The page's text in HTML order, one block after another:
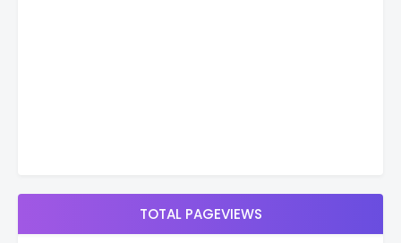
TOTAL PAGEVIEWS